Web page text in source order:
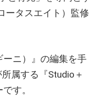
ータスエイト）監修
ーニ）』の編集を手
属する『Studio＋
す。